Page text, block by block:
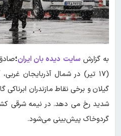
به گزارشسایت دیده بان ایران؛
(۱۷ تیر) در شمال آذربایجان
گیلان و برخی نقاط مازندران ابرناکی
شدید رخ می دهد. در نیمه شرقی
گردوخاک پیش‌بینی می‌شود.